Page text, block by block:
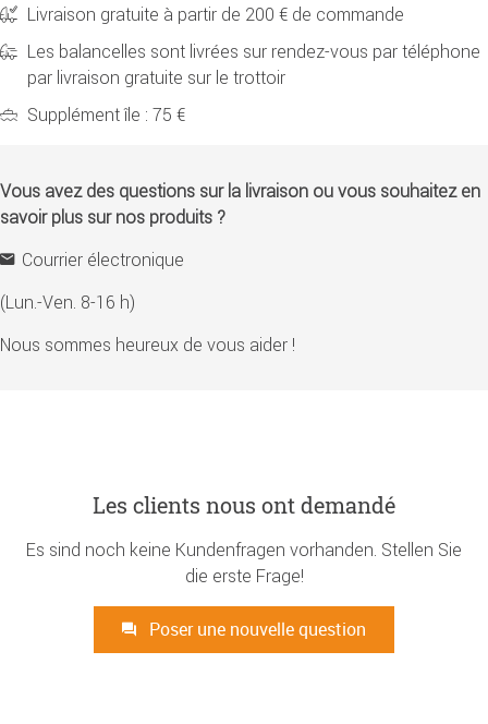
Livraison gratuite à partir de 200 € de commande
Les balancelles sont livrées sur rendez-vous par téléphone
par livraison gratuite sur le trottoir
Supplément île : 75 €
Vous avez des questions sur la livraison ou vous souhaitez en
savoir plus sur nos produits ?
Courrier électronique
(Lun.-Ven. 8-16 h)
Nous sommes heureux de vous aider !
Les clients nous ont demandé
Es sind noch keine Kundenfragen vorhanden. Stellen Sie
die erste Frage!
Poser une nouvelle question